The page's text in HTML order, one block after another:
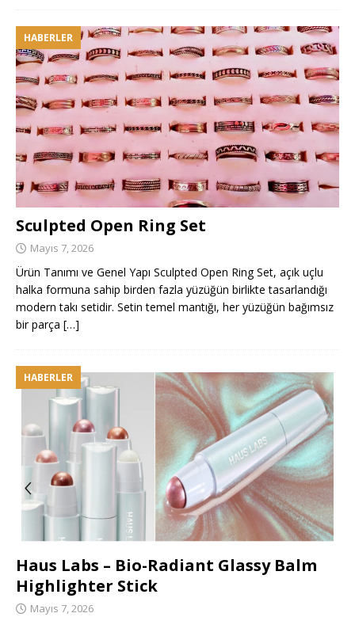
HABERLER
Sculpted Open Ring Set
Mayıs 7, 2026
Ürün Tanımı ve Genel Yapı Sculpted Open Ring Set, açık uçlu
halka formuna sahip birden fazla yüzüğün birlikte tasarlandığı
modern takı setidir. Setin temel mantığı, her yüzüğün bağımsız
bir parça […]
HABERLER
Haus Labs – Bio-Radiant Glassy Balm
Highlighter Stick
Mayıs 7, 2026